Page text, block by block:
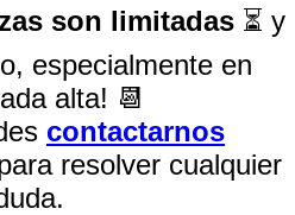
son limitadas⏳ y
especialmente en
alta! 📆
contactarnos
resolver cualquier